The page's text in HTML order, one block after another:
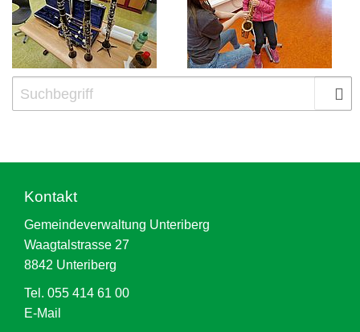
Kontakt
Gemeindeverwaltung Unteriberg
Waagtalstrasse 27
8842 Unteriberg
Tel. 055 414 61 00
E-Mail